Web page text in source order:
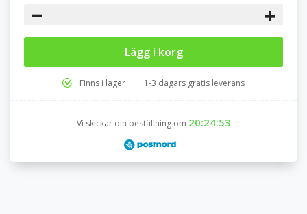
− +
Lägg i korg
Finns i lager 1-3 dagars gratis leverans
Vi skickar din beställning om 20:24:53